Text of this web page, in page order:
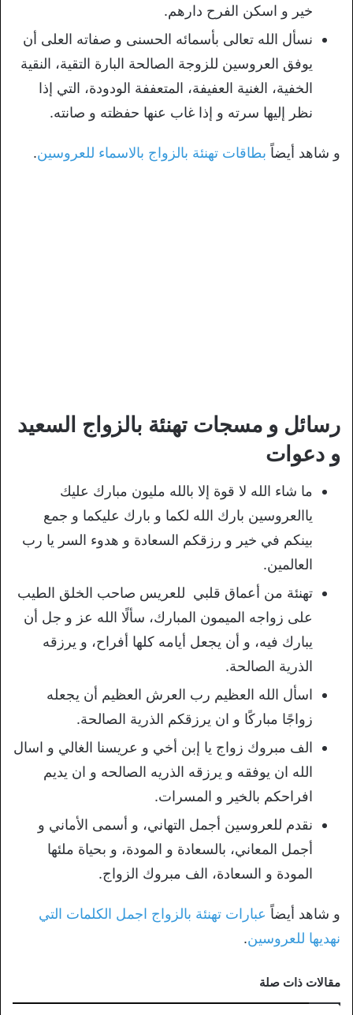
خير و اسكن الفرح دارهم.
نسأل الله تعالى بأسمائه الحسنى و صفاته العلى أن
يوفق العروسين للزوجة الصالحة البارة التقية، النقية
الخفية، الغنية العفيفة، المتعففة الودودة، التي إذا
نظر إليها سرته و إذا غاب عنها حفظته و صانته.
و شاهد أيضاً بطاقات تهنئة بالزواج بالاسماء للعروسين.
رسائل و مسجات تهنئة بالزواج السعيد
و دعوات
ما شاء الله لا قوة إلا بالله مليون مبارك عليك
ياالعروسين بارك الله لكما و بارك عليكما و جمع
بينكم في خير و رزقكم السعادة و هدوء السر يا رب
العالمين.
تهنئة من أعماق قلبي للعريس صاحب الخلق الطيب
على زواجه الميمون المبارك، سألًا الله عز و جل أن
يبارك فيه، و أن يجعل أيامه كلها أفراح، و يرزقه
الذرية الصالحة.
اسأل الله العظيم رب العرش العظيم أن يجعله
زواجًا مباركًا و ان يرزقكم الذرية الصالحة.
الف مبروك زواج يا إبن أخي و عريسنا الغالي و اسال
الله ان يوفقه و يرزقه الذريه الصالحه و ان يديم
افراحكم بالخير و المسرات.
نقدم للعروسين أجمل التهاني، و أسمى الأماني و
أجمل المعاني، بالسعادة و المودة، و بحياة ملئها
المودة و السعادة، الف مبروك الزواج.
و شاهد أيضاً عبارات تهنئة بالزواج اجمل الكلمات التي
نهديها للعروسين.
مقالات ذات صلة